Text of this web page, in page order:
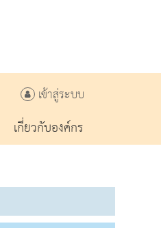
เข้าสู่ระบบ
เกี่ยวกับองค์กร